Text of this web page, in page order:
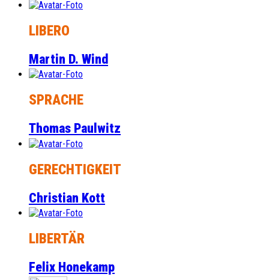
LIBERO
Martin D. Wind
SPRACHE
Thomas Paulwitz
GERECHTIGKEIT
Christian Kott
LIBERTÄR
Felix Honekamp